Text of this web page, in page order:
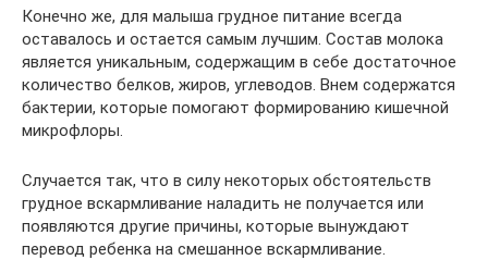
Конечно же, для малыша грудное питание всегда
оставалось и остается самым лучшим. Состав молока
является уникальным, содержащим в себе достаточное
количество белков, жиров, углеводов. Внем содержатся
бактерии, которые помогают формированию кишечной
микрофлоры.
Случается так, что в силу некоторых обстоятельств
грудное вскармливание наладить не получается или
появляются другие причины, которые вынуждают
перевод ребенка на смешанное вскармливание.